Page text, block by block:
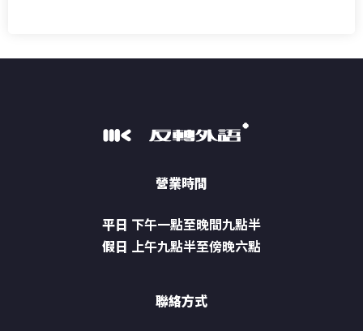
營業時間
平日 下午一點至晚間九點半
假日 上午九點半至傍晚六點
聯絡方式